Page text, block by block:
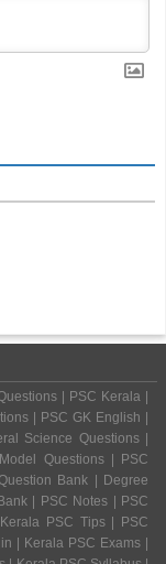
| PSC Kerala |
| PSC GK English |
Science Questions |
Questions | PSC
Bank | Degree
| PSC Notes | PSC
PSC Tips | PSC
| Kerala PSC Exams |